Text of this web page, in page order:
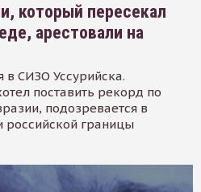
который пересекал
арестовали на
в СИЗО Уссурийска.
поставить рекорд по
подозревается в
российской границы